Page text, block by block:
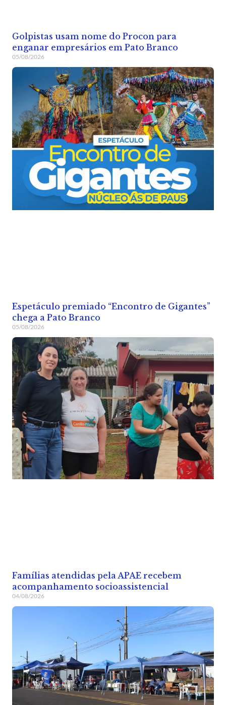
Golpistas usam nome do Procon para
enganar empresários em Pato Branco
05/08/2026
Espetáculo premiado “Encontro de Gigantes”
chega a Pato Branco
05/08/2026
Famílias atendidas pela APAE recebem
acompanhamento socioassistencial
04/08/2026